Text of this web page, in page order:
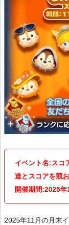
イベント名:スコ
達とスコアを競
開催期間:2025
2025年11月の月末